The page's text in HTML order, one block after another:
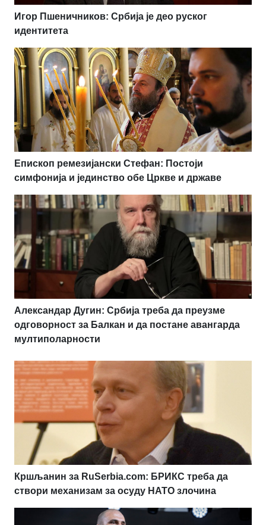
Игор Пшеничников: Србија је део руског
идентитета
Епископ ремезијански Стефан: Постоји
симфонија и јединство обе Цркве и државе
Александар Дугин: Србија треба да преузме
одговорност за Балкан и да постане авангарда
мултиполарности
Кршљанин за RuSerbia.com: БРИКС треба да
створи механизам за осуду НАТО злочина